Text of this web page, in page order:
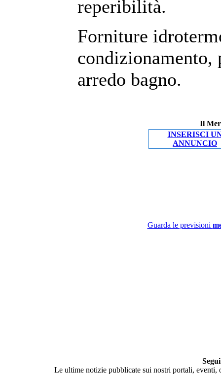
reperibilità.
Forniture
arredo bagno.
Il
INSERISCI
ANNUNCIO
Guarda le previsioni
Le ultime notizie pubblicate sui nostri portali,